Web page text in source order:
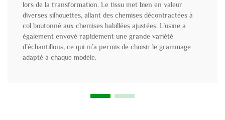
lors de la transformation. Le tissu met bien en valeur
diverses silhouettes, allant des chemises décontractées à
col boutonné aux chemises habillées ajustées. L’usine a
également envoyé rapidement une grande variété
d’échantillons, ce qui m’a permis de choisir le grammage
adapté à chaque modèle.